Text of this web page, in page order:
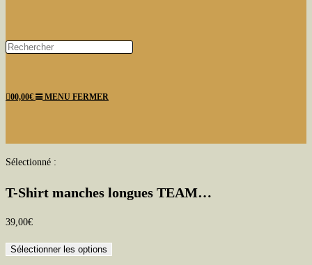
00,00€ MENU FERMER
Sélectionné :
T-Shirt manches longues TEAM…
39,00€
Sélectionner les options